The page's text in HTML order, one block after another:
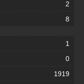
2
8
1
0
1919